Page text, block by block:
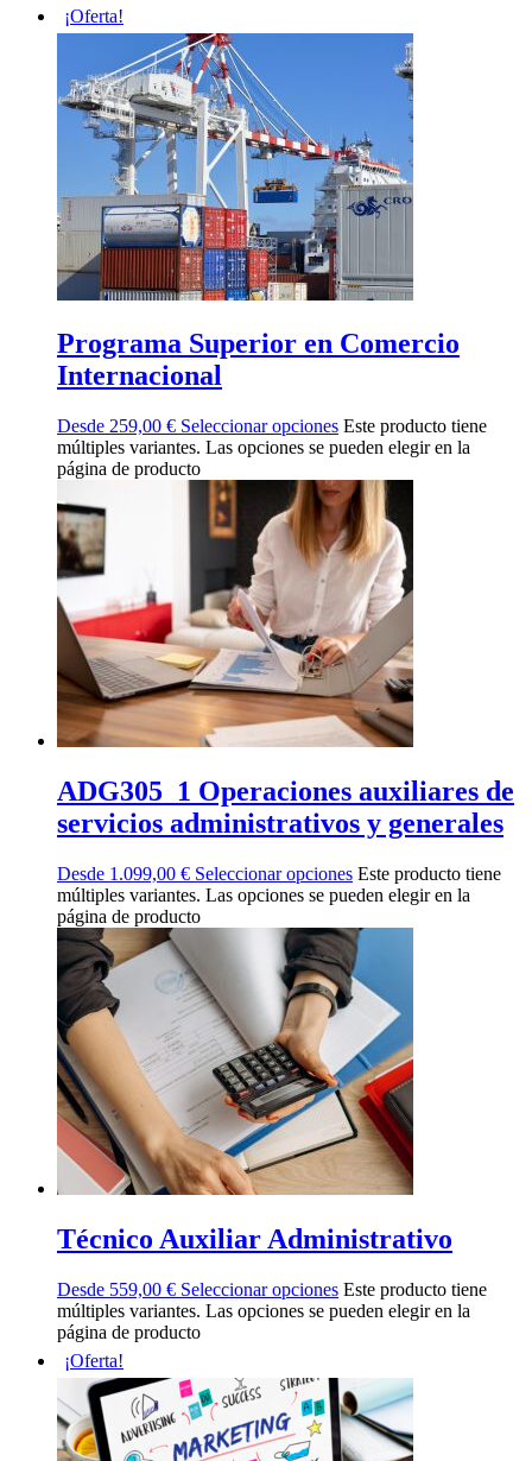
¡Oferta!
Programa Superior en Comercio
Internacional
Desde 259,00 € Seleccionar opciones Este producto tiene
múltiples variantes. Las opciones se pueden elegir en la
página de producto
ADG305_1 Operaciones auxiliares de
servicios administrativos y generales
Desde 1.099,00 € Seleccionar opciones Este producto tiene
múltiples variantes. Las opciones se pueden elegir en la
página de producto
Técnico Auxiliar Administrativo
Desde 559,00 € Seleccionar opciones Este producto tiene
múltiples variantes. Las opciones se pueden elegir en la
página de producto
¡Oferta!